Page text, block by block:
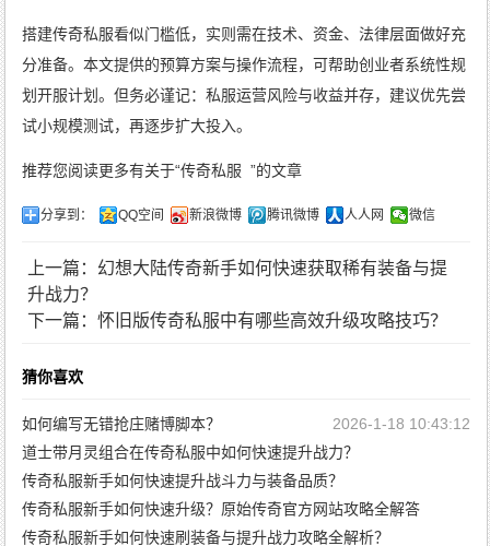
搭建传奇私服看似门槛低，实则需在技术、资金、法律层面做好充
分准备。本文提供的预算方案与操作流程，可帮助创业者系统性规
划开服计划。但务必谨记：私服运营风险与收益并存，建议优先尝
试小规模测试，再逐步扩大投入。
推荐您阅读更多有关于“传奇私服 ”的文章
分享到： QQ空间 新浪微博 腾讯微博 人人网 微信
上一篇：幻想大陆传奇新手如何快速获取稀有装备与提
升战力？
下一篇：怀旧版传奇私服中有哪些高效升级攻略技巧？
猜你喜欢
如何编写无错抢庄赌博脚本？
2026-1-18 10:43:12
道士带月灵组合在传奇私服中如何快速提升战力？
2026-1-13 10:43:28
传奇私服新手如何快速提升战斗力与装备品质？
2026-1-5 19:56:55
传奇私服新手如何快速升级？原始传奇官方网站攻略全解答
2026-1-5 19:54:43
传奇私服新手如何快速刷装备与提升战力攻略全解析？